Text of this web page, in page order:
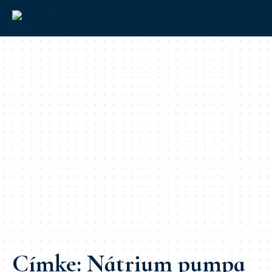
Címke:Nátrium pumpa